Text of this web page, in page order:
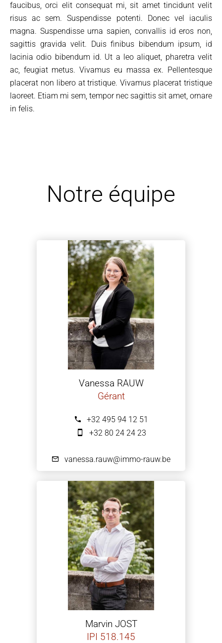
faucibus, orci elit consequat mi, sit amet tincidunt velit
risus ac sem. Suspendisse potenti. Donec vel iaculis
magna. Suspendisse urna sapien, convallis id eros non,
sagittis gravida velit. Duis finibus bibendum ipsum, id
lacinia odio bibendum id. Ut a leo aliquet, pharetra velit
ac, feugiat metus. Vivamus eu massa ex. Pellentesque
placerat non libero at tristique. Vivamus placerat tristique
laoreet. Etiam mi sem, tempor nec sagittis sit amet, ornare
in felis.
Notre équipe
Vanessa RAUW
Gérant
+32 495 94 12 51
+32 80 24 24 23
vanessa.rauw@immo-rauw.be
Marvin JOST
IPI 518.145